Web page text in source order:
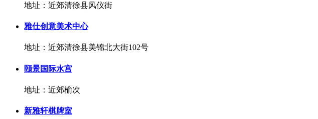
地址：近郊清徐县风仪街
雅仕创意美术中心
地址：近郊清徐县美锦北大街102号
颐景国际水宫
地址：近郊榆次
新雅轩棋牌室